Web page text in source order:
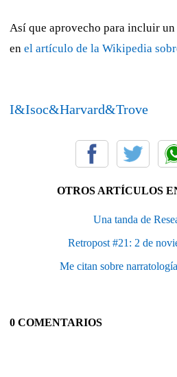
Así que aprovecho para incluir
en el artículo de la Wikipedia
I&Isoc&Harvard&Trove
OTROS ARTÍCULOS
Una tanda de
Retropost #21: 2 de
Me citan sobre
0 COMENTARIOS